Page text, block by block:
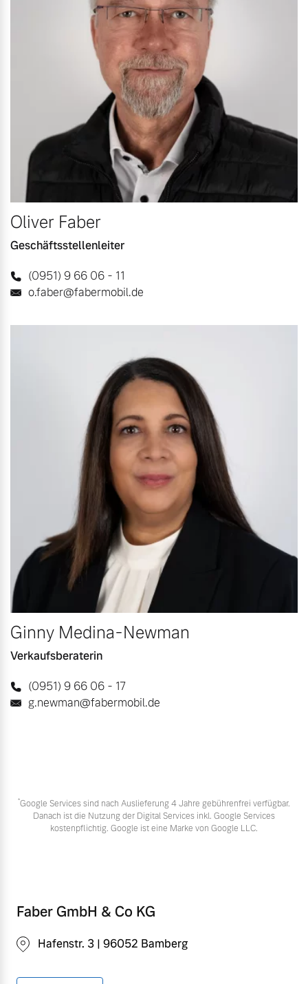
Oliver Faber
Geschäftsstellenleiter
(0951) 9 66 06 - 11
o.faber@fabermobil.de
Ginny Medina-Newman
Verkaufsberaterin
(0951) 9 66 06 - 17
g.newman@fabermobil.de
*Google Services sind nach Auslieferung 4 Jahre gebührenfrei verfügbar.
Danach ist die Nutzung der Digital Services inkl. Google Services
kostenpflichtig. Google ist eine Marke von Google LLC.
Faber GmbH & Co KG
Hafenstr. 3 | 96052 Bamberg